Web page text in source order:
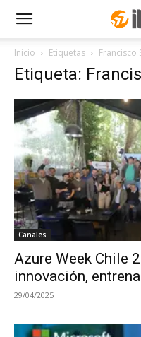
Inicio Etiquetas Francisco
Etiqueta:
Canales
Azure Week Chile
innovación,
29/04/2025